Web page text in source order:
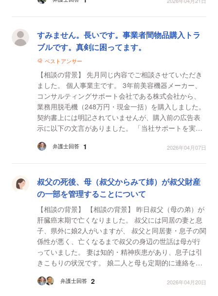
0%以...
すみません。長いです。事業者間物品購入トラ
ブルです。真剣に困ってます。
ベストアンサー
【相談の背景】 先月同じ内容でご相談させていただき
ました。 個人事業主です。 3年前美容機器メーカー、
コンサルティングサポート会社である株式会社から、
業務用脱毛機（248万円・現金一括）を購入しました。
契約書上には明記されていませんが、購入前の広告表
示に以下の文言がありました。 「当社サポートを実施
弁護士回答 1 2026年04月07日
叔父の死後、母（叔父からみて姉）が叔父財産
の一部を管理することについて
【相談の背景】 【相談の背景】 昨日叔父（母の弟）が
肝臓癌末期で亡くなりました。 叔父には同居の妻と息
子、県外に娘2人がいますが、 叔父と同居妻・息子の関
係性が悪く、亡くなるまで叔父の身辺の世話は母が行
っていました。 妻は知的・精神疾患があり、息子は引
きこもりの状況です。 娘二人と母も定期的に連絡を取
弁護士回答 2 2026年04月20日